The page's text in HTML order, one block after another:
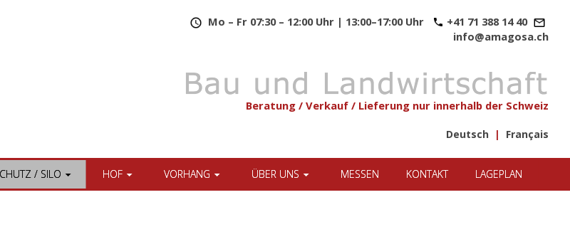
Mo – Fr 07:30 – 12:00 Uhr | 13:00–17:00 Uhr
+41 71 388 14 40
info@amagosa.ch
Beratung / Verkauf / Lieferung nur innerhalb der Schweiz
Deutsch | Français
/ SILO HOF VORHANG ÜBER UNS MESSEN KONTAKT LAGEPLAN